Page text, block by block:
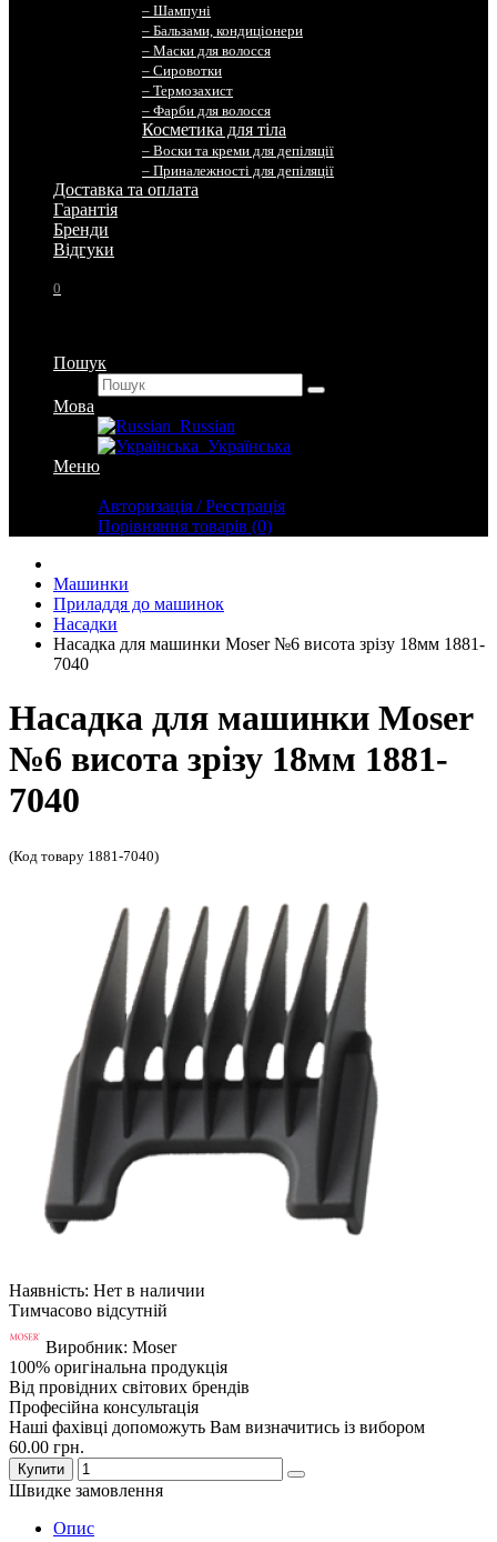
– Шампуні
– Бальзами, кондиціонери
– Маски для волосся
– Сировотки
– Термозахист
– Фарби для волосся
Косметика для тіла
– Воски та креми для депіляції
– Приналежності для депіляції
Доставка та оплата
Гарантія
Бренди
Вiдгуки
0
Пошук
Мова
Russian
Українська
Меню
Авторизація / Реєстрація
Порівняння товарів (0)
Машинки
Приладдя до машинок
Насадки
Насадка для машинки Moser №6 висота зрізу 18мм 1881-
7040
Насадка для машинки Moser
№6 висота зрізу 18мм 1881-
7040
(Код товару 1881-7040)
Наявність: Нет в наличии
Тимчасово відсутній
Виробник: Moser
100% оригінальна продукція
Від провідних світових брендів
Професійна консультація
Наші фахівці допоможуть Вам визначитись із вибором
60.00 грн.
Купити
Швидке замовлення
Опис